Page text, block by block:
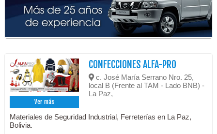
Ver más
CONFECCIONES ALFA-PRO
c. José María Serrano Nro. 25,
local B (Frente al TAM - Lado BNB) -
La Paz,
Materiales de Seguridad Industrial, Ferreterías en La Paz,
Bolivia.